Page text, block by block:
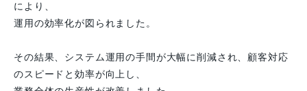
により、
運用の効率化が図られました。
その結果、システム運用の手間が大幅に削減され、顧客対応
のスピードと効率が向上し、